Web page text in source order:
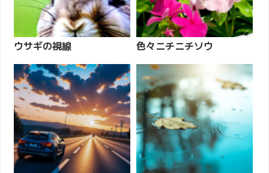
ウサギの視線 色々ニチニチソウ